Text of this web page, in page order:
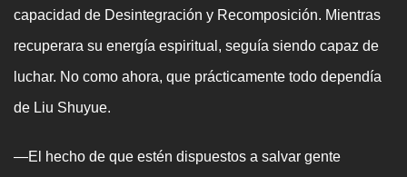
capacidad de Desintegración y Recomposición. Mientras
recuperara su energía espiritual, seguía siendo capaz de
luchar. No como ahora, que prácticamente todo dependía
de Liu Shuyue.
—El hecho de que estén dispuestos a salvar gente